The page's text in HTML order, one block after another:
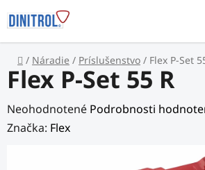
na
Domov
/ Náradie / Príslušenstvo / Flex P-Set
Flex P-Set 55 R
Priemerné
hodnotenie
Neohodnotené Podrobnosti
Značka: Flex